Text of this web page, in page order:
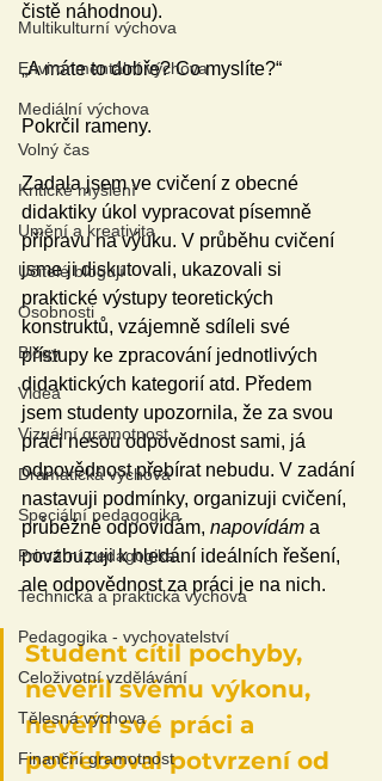
Multikulturní výchova
Environmentální výchova
Mediální výchova
Volný čas
Kritické myšlení
Umění a kreativita
Učitelé blogují
Osobnosti
Blogy
Videa
Vizuální gramotnost
Dramatická výchova
Speciální pedagogika
Primární pedagogika
Technická a praktická výchova
Pedagogika - vychovatelství
Celoživotní vzdělávání
Tělesná výchova
Finanční gramotnost
čistě náhodnou).
„A máte to dobře? Co myslíte?“
Pokrčil rameny.
Zadala jsem ve cvičení z obecné
didaktiky úkol vypracovat písemně
přípravu na výuku. V průběhu cvičení
jsme ji diskutovali, ukazovali si
praktické výstupy teoretických
konstruktů, vzájemně sdíleli své
přístupy ke zpracování jednotlivých
didaktických kategorií atd. Předem
jsem studenty upozornila, že za svou
práci nesou odpovědnost sami, já
odpovědnost přebírat nebudu. V zadání
nastavuji podmínky, organizuji cvičení,
průběžně odpovídám, napovídám a
povzbuzuji k hledání ideálních řešení,
ale odpovědnost za práci je na nich.
Student cítil pochyby,
nevěřil svému výkonu,
nevěřil své práci a
potřeboval potvrzení od